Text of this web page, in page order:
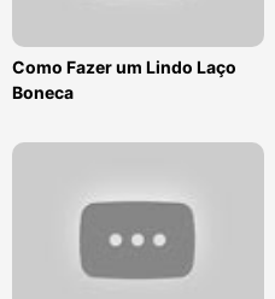
Como Fazer um Lindo Laço
Boneca